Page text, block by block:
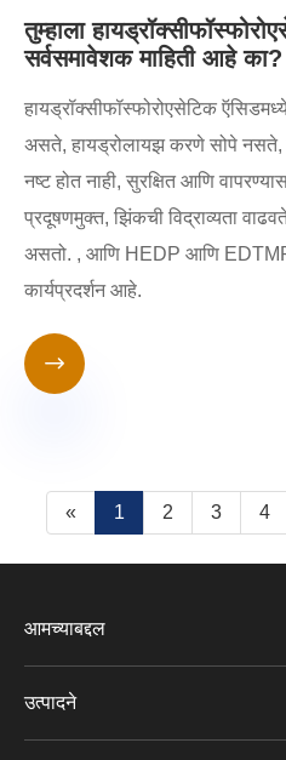
तुम्हाला
सर्वसमावेशक माहिती आहे का?
हायड्रॉक्सीफॉस्फोरोएसेटिक
असते, हायड्रोलायझ करणे सोपे
नष्ट होत नाही, सुरक्षित आणि
प्रदूषणमुक्त, झिंकची विद्राव्यता
असतो. , आणि HEDP आणि EDTMP
कार्यप्रदर्शन आहे.

« 1 2 3 4
आमच्याबद्दल
उत्पादने